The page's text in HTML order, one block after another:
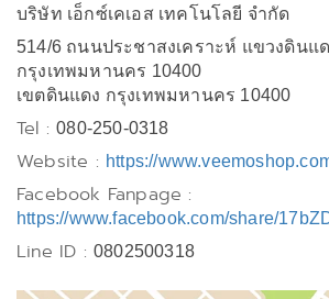
บริษัท เอ็กซ์เคเอส เทคโนโลยี จำกัด
514/6 ถนนประชาสงเคราะห์ แขวงดินแ
กรุงเทพมหานคร 10400
เขตดินแดง กรุงเทพมหานคร 10400
Tel :080-250-0318
Website : https://
Facebook Fanpage :
https://www.facebook.com/share/
Line ID : 0802500318